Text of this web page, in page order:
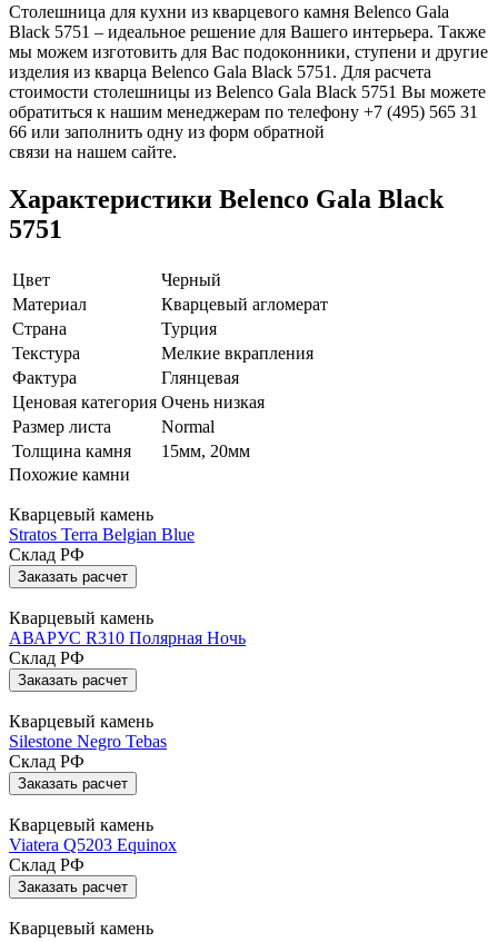
Столешница для кухни из кварцевого камня Belenco Gala
Black 5751 – идеальное решение для Вашего интерьера. Также
мы можем изготовить для Вас подоконники, ступени и другие
изделия из кварца Belenco Gala Black 5751. Для расчета
стоимости столешницы из Belenco Gala Black 5751 Вы можете
обратиться к нашим менеджерам по телефону +7 (495) 565 31
66 или заполнить одну из форм обратной
связи на нашем сайте.
Характеристики Belenco Gala Black
5751
Цвет
Черный
Материал
Кварцевый агломерат
Страна
Турция
Текстура
Мелкие вкрапления
Фактура
Глянцевая
Ценовая категория Очень низкая
Размер листа
Normal
Толщина камня
15мм, 20мм
Похожие камни
Кварцевый камень
Stratos Terra Belgian Blue
Склад РФ
Заказать расчет
Кварцевый камень
АВАРУС R310 Полярная Ночь
Склад РФ
Заказать расчет
Кварцевый камень
Silestone Negro Tebas
Склад РФ
Заказать расчет
Кварцевый камень
Viatera Q5203 Equinox
Склад РФ
Заказать расчет
Кварцевый камень